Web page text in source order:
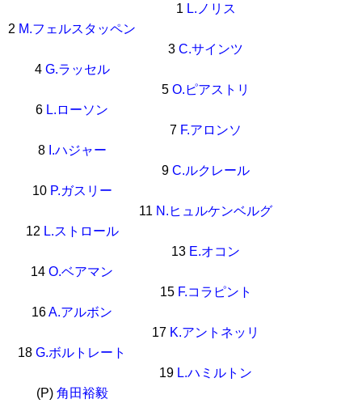
1 L.ノリス
2 M.フェルスタッペン
3 C.サインツ
4 G.ラッセル
5 O.ピアストリ
6 L.ローソン
7 F.アロンソ
8 I.ハジャー
9 C.ルクレール
10 P.ガスリー
11 N.ヒュルケンベルグ
12 L.ストロール
13 E.オコン
14 O.ベアマン
15 F.コラピント
16A.アルボン
17 K.アントネッリ
18 G.ボルトレート
19 L.ハミルトン
(P) 角田裕毅